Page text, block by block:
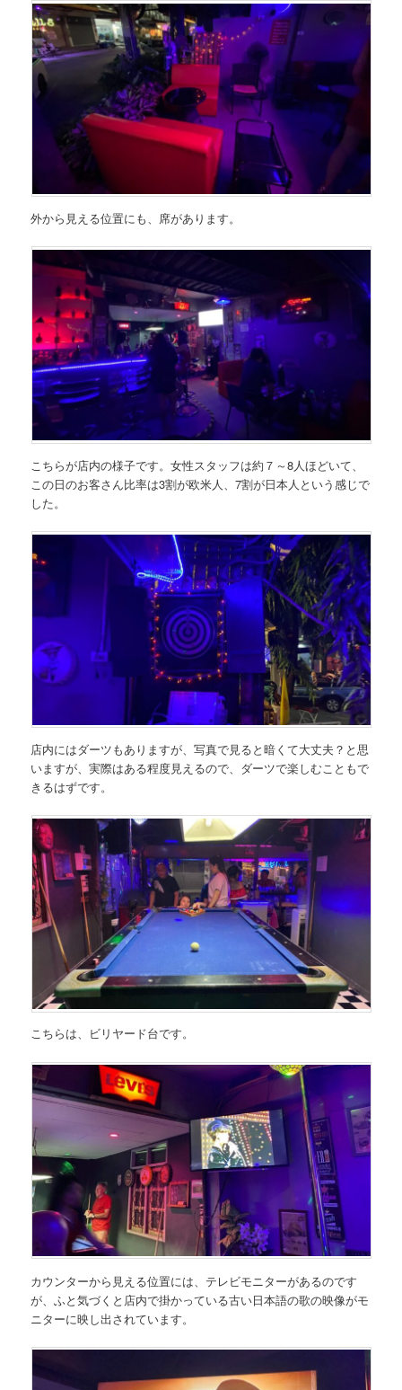
外から見える位置にも、席があります。
こちらが店内の様子です。女性スタッフは約７～8人ほどいて、
この日のお客さん比率は3割が欧米人、7割が日本人という感じで
した。
店内にはダーツもありますが、写真で見ると暗くて大丈夫？と思
いますが、実際はある程度見えるので、ダーツで楽しむこともで
きるはずです。
こちらは、ビリヤード台です。
カウンターから見える位置には、テレビモニターがあるのです
が、ふと気づくと店内で掛かっている古い日本語の歌の映像がモ
ニターに映し出されています。